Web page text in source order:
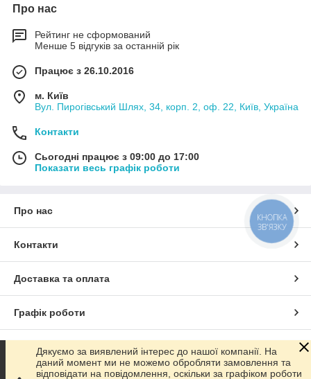
Про нас
Рейтинг не сформований
Менше 5 відгуків за останній рік
Працює з 26.10.2016
м. Київ
Вул. Пирогівський Шлях, 34, корп. 2, оф. 22, Київ, Україна
Контакти
Сьогодні працює з 09:00 до 17:00
Показати весь графік роботи
Про нас
Контакти
Доставка та оплата
Графік роботи
Повна версія сайту
Дякуємо за виявлений інтерес до нашої компанії. На
даний момент ми не можемо обробляти замовлення та
відповідати на повідомлення, оскільки за графіком роботи
КНОПКА
ЗВ'ЯЗКУ